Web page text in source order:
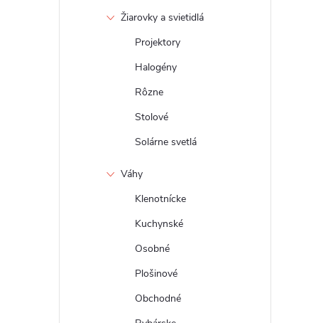
Žiarovky a svietidlá
Projektory
Halogény
Rôzne
Stolové
Solárne svetlá
Váhy
Klenotnícke
Kuchynské
Osobné
Plošinové
Obchodné